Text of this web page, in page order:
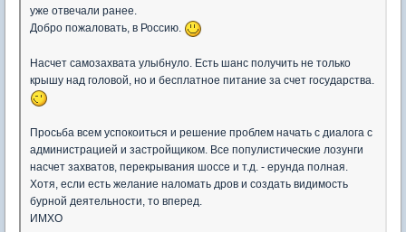
уже отвечали ранее.
Добро пожаловать, в Россию.
Насчет самозахвата улыбнуло. Есть шанс получить не только
крышу над головой, но и бесплатное питание за счет государства.
Просьба всем успокоиться и решение проблем начать с диалога с
администрацией и застройщиком. Все популистические лозунги
насчет захватов, перекрывания шоссе и т.д. - ерунда полная.
Хотя, если есть желание наломать дров и создать видимость
бурной деятельности, то вперед.
ИМХО